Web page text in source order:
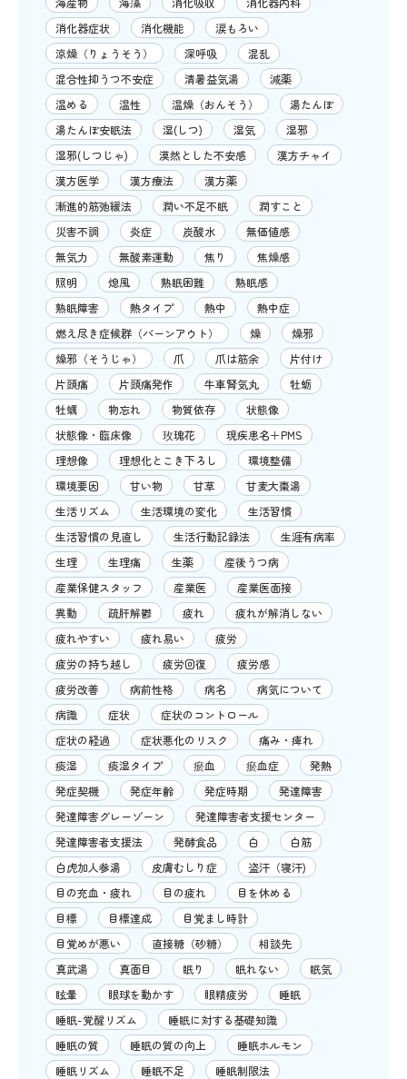
消化器症状
消化機能
涙もろい
涼燥（りょうそう）
深呼吸
混乱
混合性抑うつ不安症
清暑益気湯
減薬
温める
温性 温燥（おんそう）
湯たんぽ
湯たんぽ安眠法
湿(しつ) 湿気
湿邪
湿邪(しつじゃ)
漠然とした不安感
漢方チャイ
漢方医学
漢方療法
漢方薬
漸進的筋弛緩法
潤い不足不眠
潤すこと
災害不調
炎症 炭酸水
無価値感
無気力
無酸素運動 焦り
焦燥感
照明
熄風 熟眠困難
熟眠感
熟眠障害
熱タイプ 熱中
熱中症
燃え尽き症候群（バーンアウト）
燥
燥邪
燥邪（そうじゃ）
爪 爪は筋余
片付け
片頭痛
片頭痛発作 牛車腎気丸
牡蛎
牡蠣
物忘れ 物質依存
状態像
状態像・臨床像
玫瑰花
現疾患名＋PMS
理想像
理想化とこき下ろし
環境整備
環境要因
甘い物 甘草
甘麦大棗湯
生活リズム
生活環境の変化
生活習慣
生活習慣の見直し
生活行動記録法
生涯有病率
生理
生理痛 生薬
産後うつ病
産業保健スタッフ
産業医
産業医面接
異動
疏肝解鬱 疲れ
疲れが解消しない
疲れやすい
疲れ易い
疲労
疲労の持ち越し
疲労回復
疲労感
疲労改善
病前性格 病名
病気について
病識
症状
症状のコントロール
症状の経過
症状悪化のリスク
痛み・痺れ
痰湿
痰湿タイプ 瘀血 瘀血症
発熱
発症契機
発症年齢 発症時期
発達障害
発達障害グレーゾーン
発達障害者支援センター
発達障害者支援法
発酵食品 白
白筋
白虎加人参湯
皮膚むしり症
盗汗（寝汗)
目の充血・疲れ
目の疲れ
目を休める
目標
目標達成
目覚まし時計
目覚めが悪い
直接糖（砂糖）
相談先
真武湯
真面目 眠り 眠れない
眠気
眩暈
眼球を動かす 眼精疲労
睡眠
睡眠-覚醒リズム
睡眠に対する基礎知識
睡眠の質
睡眠の質の向上
睡眠ホルモン
睡眠リズム
睡眠不足
睡眠制限法